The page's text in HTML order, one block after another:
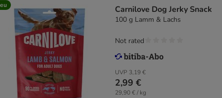
Carnilove Dog Jerky Snack
100 g Lamm & Lachs
UVP 3,19 €
2,99 €
29,90 € / kg
Not rated